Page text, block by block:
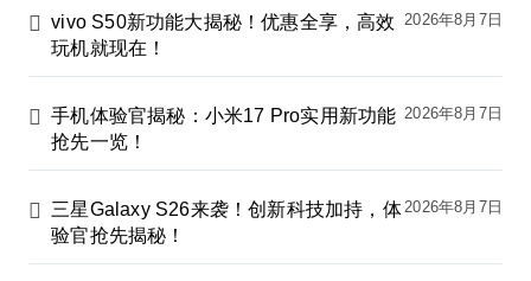
vivo S50新功能大揭秘！优惠全享，高效
玩机就现在！
2026年8月7日
手机体验官揭秘：小米17 Pro实用新功能
抢先一览！
2026年8月7日
三星Galaxy S26来袭！创新科技加持，体
验官抢先揭秘！
2026年8月7日